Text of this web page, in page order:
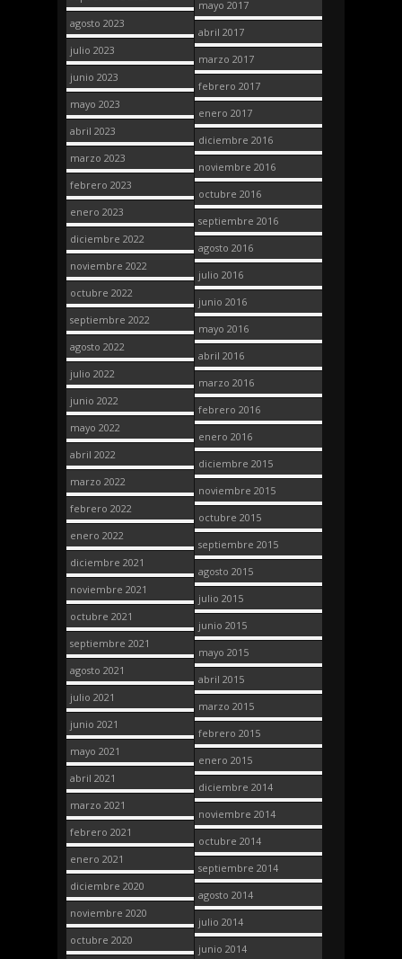
agosto 2023
julio 2023
junio 2023
mayo 2023
abril 2023
marzo 2023
febrero 2023
enero 2023
diciembre 2022
noviembre 2022
octubre 2022
septiembre 2022
agosto 2022
julio 2022
junio 2022
mayo 2022
abril 2022
marzo 2022
febrero 2022
enero 2022
diciembre 2021
noviembre 2021
octubre 2021
septiembre 2021
agosto 2021
julio 2021
junio 2021
mayo 2021
abril 2021
marzo 2021
febrero 2021
enero 2021
diciembre 2020
noviembre 2020
octubre 2020
mayo 2017
abril 2017
marzo 2017
febrero 2017
enero 2017
diciembre 2016
noviembre 2016
octubre 2016
septiembre 2016
agosto 2016
julio 2016
junio 2016
mayo 2016
abril 2016
marzo 2016
febrero 2016
enero 2016
diciembre 2015
noviembre 2015
octubre 2015
septiembre 2015
agosto 2015
julio 2015
junio 2015
mayo 2015
abril 2015
marzo 2015
febrero 2015
enero 2015
diciembre 2014
noviembre 2014
octubre 2014
septiembre 2014
agosto 2014
julio 2014
junio 2014